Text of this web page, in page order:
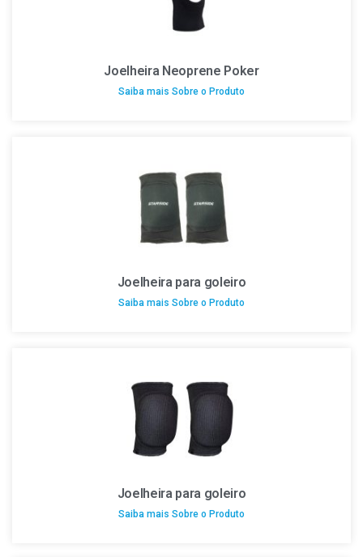
Joelheira Neoprene Poker
Saiba mais Sobre o Produto
Joelheira para goleiro
Saiba mais Sobre o Produto
Joelheira para goleiro
Saiba mais Sobre o Produto